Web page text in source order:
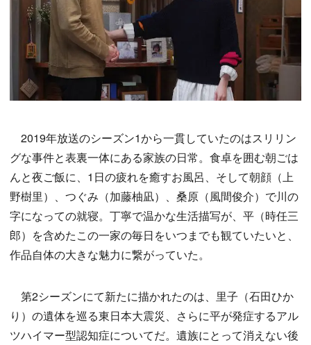
2019年放送のシーズン1から一貫していたのはスリリン
グな事件と表裏一体にある家族の日常。食卓を囲む朝ごは
んと夜ご飯に、1日の疲れを癒すお風呂、そして朝顔（上
野樹里）、つぐみ（加藤柚凪）、桑原（風間俊介）で川の
字になっての就寝。丁寧で温かな生活描写が、平（時任三
郎）を含めたこの一家の毎日をいつまでも観ていたいと、
作品自体の大きな魅力に繋がっていた。
第2シーズンにて新たに描かれたのは、里子（石田ひか
り）の遺体を巡る東日本大震災、さらに平が発症するアル
ツハイマー型認知症についてだ。遺族にとって消えない後